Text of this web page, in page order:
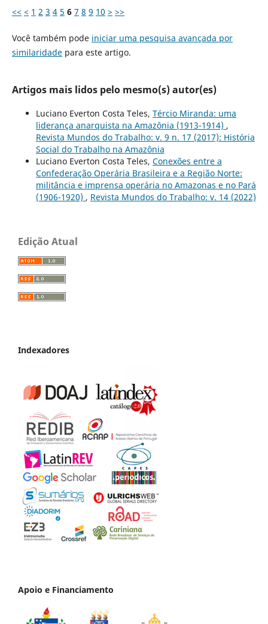
<< < 1 2 3 4 5 6 7 8 9 10 > >>
Você também pode iniciar uma pesquisa avançada por
similaridadepara este artigo.
Artigos mais lidos pelo mesmo(s) autor(es)
Luciano Everton Costa Teles, Tércio Miranda: uma
liderança anarquista na Amazônia (1913-1914) ,
Revista Mundos do Trabalho: v. 9 n. 17 (2017): História
Social do Trabalho na Amazônia
Luciano Everton Costa Teles, Conexões entre a
Confederação Operária Brasileira e a Região Norte:
militância e imprensa operária no Amazonas e no Pará
(1906-1920) , Revista Mundos do Trabalho: v. 14 (2022)
Edição Atual
Indexadores
Apoio e Financiamento